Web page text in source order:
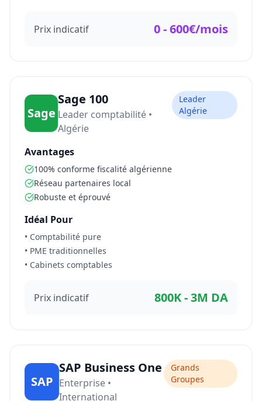
Prix indicatif 0 - 600€/mois
Sage
Sage 100
Leader comptabilité •
Algérie
Leader
Algérie
Avantages
100% conforme fiscalité algérienne
Réseau partenaires local
Robuste et éprouvé
Idéal Pour
• Comptabilité pure
• PME traditionnelles
• Cabinets comptables
Prix indicatif 800K - 3M DA
SAP
SAP Business One
Enterprise •
International
Grands
Groupes